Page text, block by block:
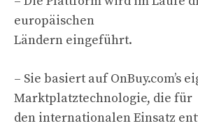
europäischen
Ländern eingeführt.
– Sie basiert auf OnBuy.com’s
Marktplatztechnologie, die für
den internationalen Einsatz